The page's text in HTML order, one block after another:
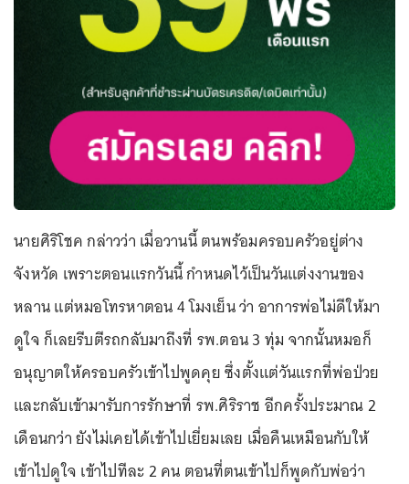
นายศิริโชค กล่าวว่า เมื่อวานนี้ ตนพร้อมครอบครัวอยู่ต่าง
จังหวัด เพราะตอนแรกวันนี้ กำหนดไว้เป็นวันแต่งงานของ
หลาน แต่หมอโทรหาตอน 4 โมงเย็น ว่า อาการพ่อไม่ดีให้มา
ดูใจ ก็เลยรีบตีรถกลับมาถึงที่ รพ.ตอน 3 ทุ่ม จากนั้นหมอก็
อนุญาตให้ครอบครัวเข้าไปพูดคุย ซึ่งตั้งแต่วันแรกที่พ่อป่วย
และกลับเข้ามารับการรักษาที่ รพ.ศิริราช อีกครั้งประมาณ 2
เดือนกว่า ยังไม่เคยได้เข้าไปเยี่ยมเลย เมื่อคืนเหมือนกับให้
เข้าไปดูใจ เข้าไปทีละ 2 คน ตอนที่ตนเข้าไปก็พูดกับพ่อว่า